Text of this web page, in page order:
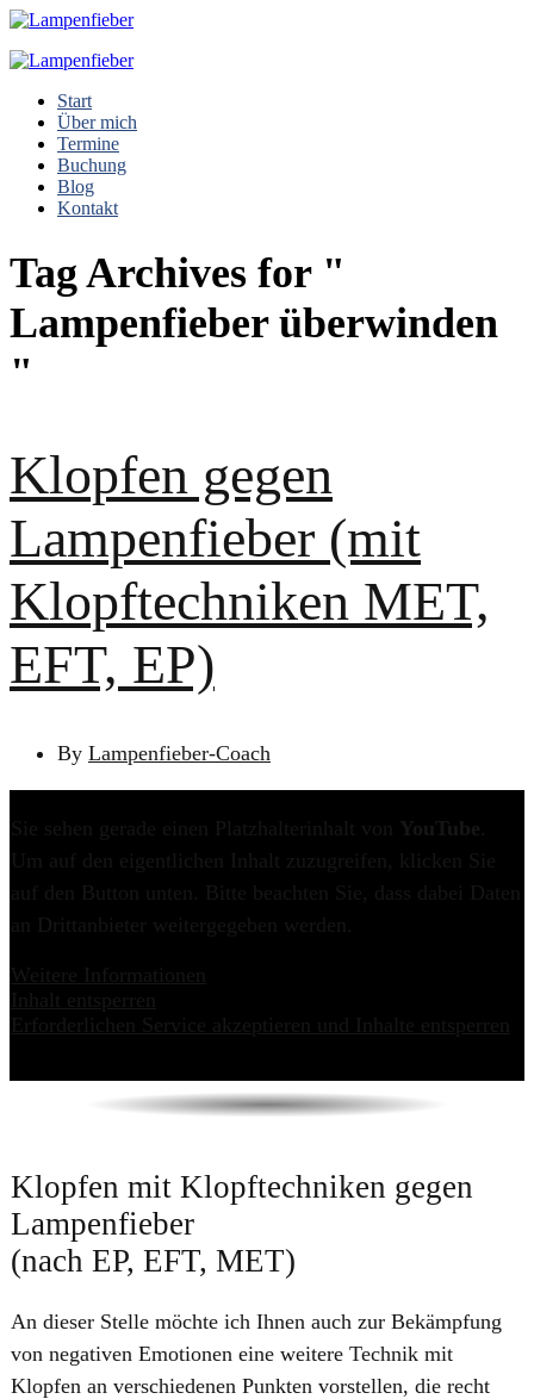
Start
Über mich
Termine
Buchung
Blog
Kontakt
Tag Archives for "
Lampenfieber überwinden
"
Klopfen gegen
Lampenfieber (mit
Klopftechniken MET,
EFT, EP)
By Lampenfieber-Coach
​Klopfen mit Klopftechniken gegen
Lampenfieber
(nach EP, EFT, MET)
An dieser Stelle möchte ich Ihnen auch zur Bekämpfung
von negativen Emotionen eine weitere Technik mit
Klopfen an verschiedenen Punkten vorstellen, die recht